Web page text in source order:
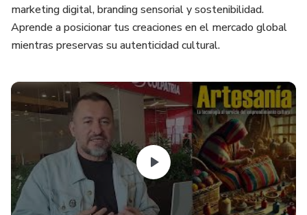
marketing digital, branding sensorial y sostenibilidad.
Aprende a posicionar tus creaciones en el mercado global
mientras preservas su autenticidad cultural.